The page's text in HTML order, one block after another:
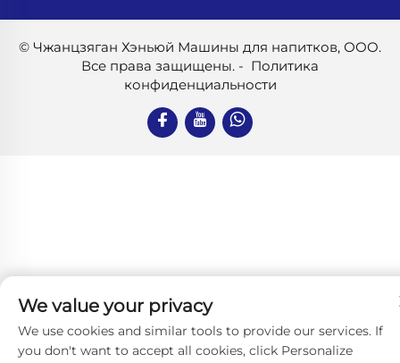
© Чжанцзяган Хэньюй Машины для напитков, ООО.
Все права защищены. - Политика
конфиденциальности
We value your privacy
We use cookies and similar tools to provide our services. If
you don't want to accept all cookies, click Personalize